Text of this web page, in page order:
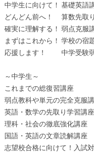
中学生に向けて！ 基礎英語
どんどん前へ！ 算数先取
確実に理解する！ 弱点克服
まずはこれから！ 学校の宿
応援します！ 中学受験弱
～中学生～
これまでの総復習講座
弱点教科や単元の完全克服
英語・数学の先取り学習講座
理科・社会の徹底強化講座
国語・英語の文章読解講座
志望校合格に向けて！入試